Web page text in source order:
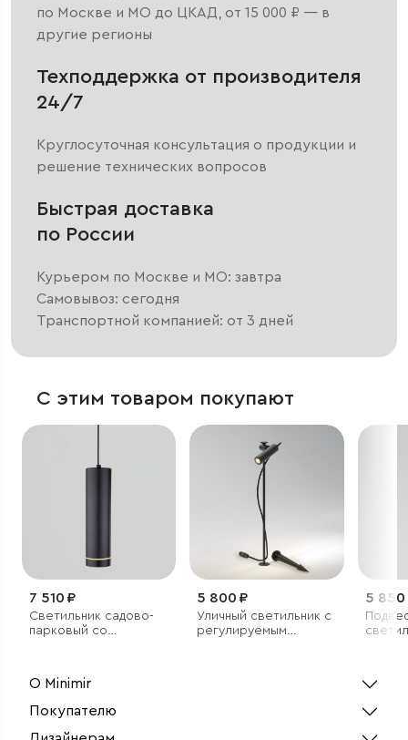
по Москве и МО до ЦКАД, от 15 000 ₽ — в
другие регионы
Техподдержка от производителя
24/7
Круглосуточная консультация о продукции и
решение технических вопросов
Быстрая доставка
по России
Курьером по Москве и МО: завтра
Самовывоз: сегодня
Транспортной компанией: от 3 дней
С этим товаром покупают
7 510 ₽
Светильник садово-
парковый со
5 800 ₽
Уличный светильник с
регулируемым
5 850
О Minimir
Покупателю